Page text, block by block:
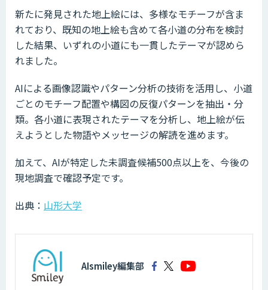
新たに発見された地上絵には、多様なモチーフが含ま
れており、既知の地上絵も含めて各小道の分布を検討
した結果、いずれの小道にも一貫したテーマが認めら
れました。
AIによる画像認識やパターン分析の技術を活用し、小道
ごとのモチーフ配置や構図の反復パターンを抽出・分
類。各小道に表現されたテーマを分析し、地上絵が伝
えようとした物語やメッセージの解読を進めます。
加えて、AIが特定した未調査候補500点以上を、今後の
現地調査で確認予定です。
出典： 山形大学
AIsmiley編集部